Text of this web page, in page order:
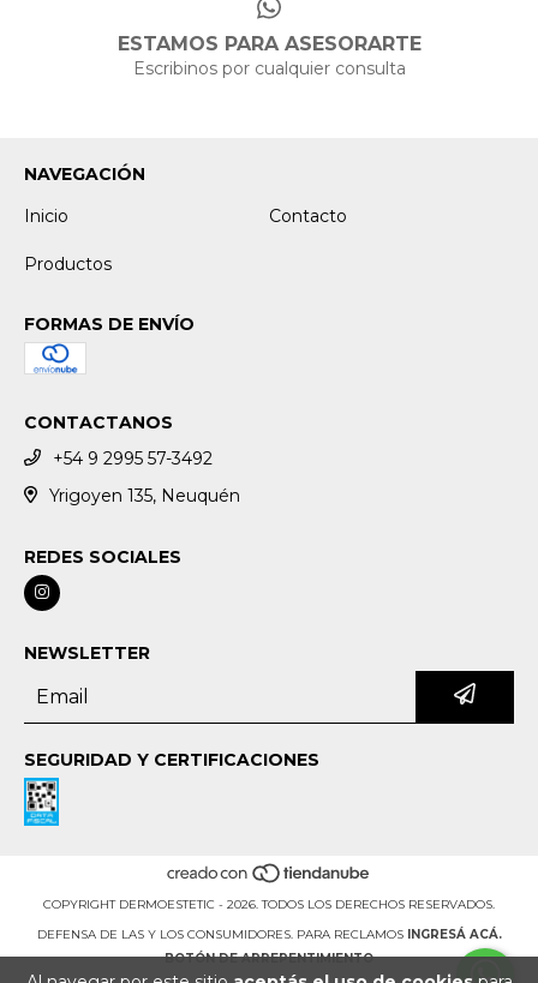
ESTAMOS PARA ASESORARTE
Escribinos por cualquier consulta
NAVEGACIÓN
Inicio
Contacto
Productos
FORMAS DE ENVÍO
CONTACTANOS
+54 9 2995 57-3492
Yrigoyen 135, Neuquén
REDES SOCIALES
NEWSLETTER
SEGURIDAD Y CERTIFICACIONES
COPYRIGHT DERMOESTETIC - 2026. TODOS LOS DERECHOS RESERVADOS.
DEFENSA DE LAS Y LOS CONSUMIDORES. PARA RECLAMOS INGRESÁ ACÁ.
BOTÓN DE ARREPENTIMIENTO